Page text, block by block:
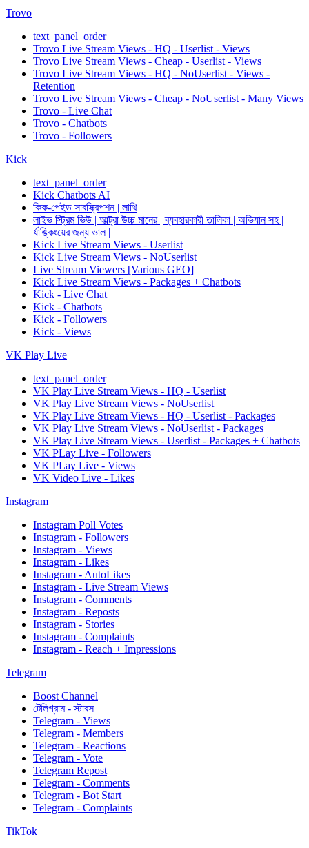
Trovo
text_panel_order
Trovo Live Stream Views - HQ - Userlist - Views
Trovo Live Stream Views - Cheap - Userlist - Views
Trovo Live Stream Views - HQ - NoUserlist - Views -
Retention
Trovo Live Stream Views - Cheap - NoUserlist - Many Views
Trovo - Live Chat
Trovo - Chatbots
Trovo - Followers
Kick
text_panel_order
Kick Chatbots AI
কিক-পেইড সাবস্ক্রিপশন | লাথি
লাইভ স্ট্রিম ভিউ | আল্ট্রা উচ্চ মানের | ব্যবহারকারী তালিকা | অভিযান সহ |
র্যাঙ্কিংয়ের জন্য ভাল |
Kick Live Stream Views - Userlist
Kick Live Stream Views - NoUserlist
Live Stream Viewers [Various GEO]
Kick Live Stream Views - Packages + Chatbots
Kick - Live Chat
Kick - Chatbots
Kick - Followers
Kick - Views
VK Play Live
text_panel_order
VK Play Live Stream Views - HQ - Userlist
VK Play Live Stream Views - NoUserlist
VK Play Live Stream Views - HQ - Userlist - Packages
VK Play Live Stream Views - NoUserlist - Packages
VK Play Live Stream Views - Userlist - Packages + Chatbots
VK PLay Live - Followers
VK PLay Live - Views
VK Video Live - Likes
Instagram
Instagram Poll Votes
Instagram - Followers
Instagram - Views
Instagram - Likes
Instagram - AutoLikes
Instagram - Live Stream Views
Instagram - Comments
Instagram - Reposts
Instagram - Stories
Instagram - Complaints
Instagram - Reach + Impressions
Telegram
Boost Channel
টেলিগ্রাম - স্টারস
Telegram - Views
Telegram - Members
Telegram - Reactions
Telegram - Vote
Telegram Repost
Telegram - Comments
Telegram - Bot Start
Telegram - Complaints
TikTok